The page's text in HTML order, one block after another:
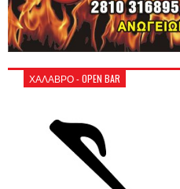
ΧΑΛΑΒΡΟ - OPEN BAR